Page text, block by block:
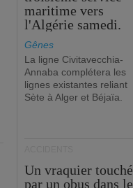
maritime vers
l'Algérie samedi.
Gênes
La ligne Civitavecchia-
Annaba complétera les
lignes existantes reliant
Sète à Alger et Béjaïa.
Un vraquier touché
par un obus dans le